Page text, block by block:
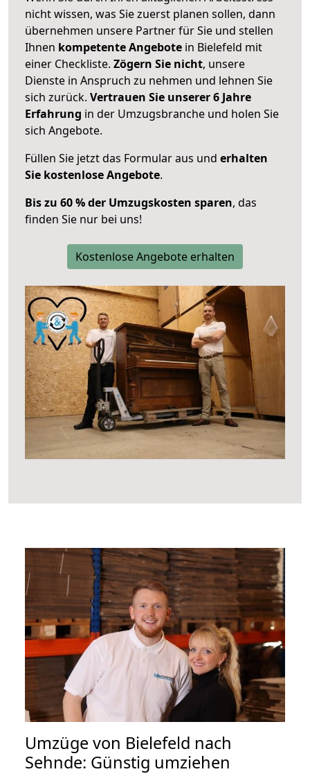
nicht wissen, was Sie zuerst planen sollen, dann
übernehmen unsere Partner für Sie und stellen
Ihnen kompetente Angebote in Bielefeld mit
einer Checkliste. Zögern Sie nicht, unsere
Dienste in Anspruch zu nehmen und lehnen Sie
sich zurück. Vertrauen Sie unserer 6 Jahre
Erfahrung in der Umzugsbranche und holen Sie
sich Angebote.
Füllen Sie jetzt das Formular aus und erhalten
Sie kostenlose Angebote.
Bis zu 60 % der Umzugskosten sparen, das
finden Sie nur bei uns!
Kostenlose Angebote erhalten
Umzüge von Bielefeld nach
Sehnde: Günstig umziehen